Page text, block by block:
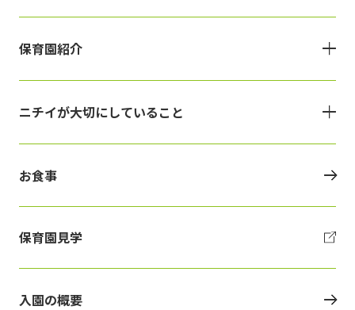
保育園紹介
ニチイが大切にしていること
お食事
保育園見学
入園の概要